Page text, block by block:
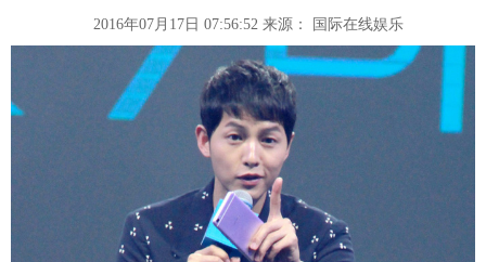
能源 房产
彩票 食品
健康 信息化 数据
公益 军事
摄影 新华广播
2016年07月17日 07:56:52 来源： 国际在线娱乐